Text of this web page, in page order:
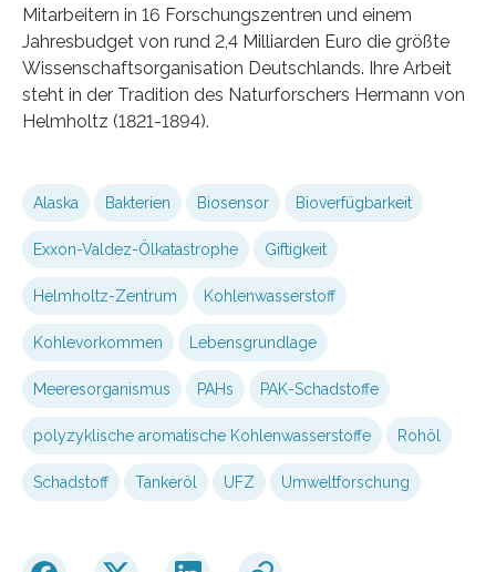
Mitarbeitern in 16 Forschungszentren und einem
Jahresbudget von rund 2,4 Milliarden Euro die größte
Wissenschaftsorganisation Deutschlands. Ihre Arbeit
steht in der Tradition des Naturforschers Hermann von
Helmholtz (1821-1894).
Alaska Bakterien Biosensor Bioverfügbarkeit
Exxon-Valdez-Ölkatastrophe Giftigkeit
Helmholtz-Zentrum Kohlenwasserstoff
Kohlevorkommen Lebensgrundlage
Meeresorganismus PAHs PAK-Schadstoffe
polyzyklische aromatische Kohlenwasserstoffe Rohöl
Schadstoff Tankeröl UFZ Umweltforschung